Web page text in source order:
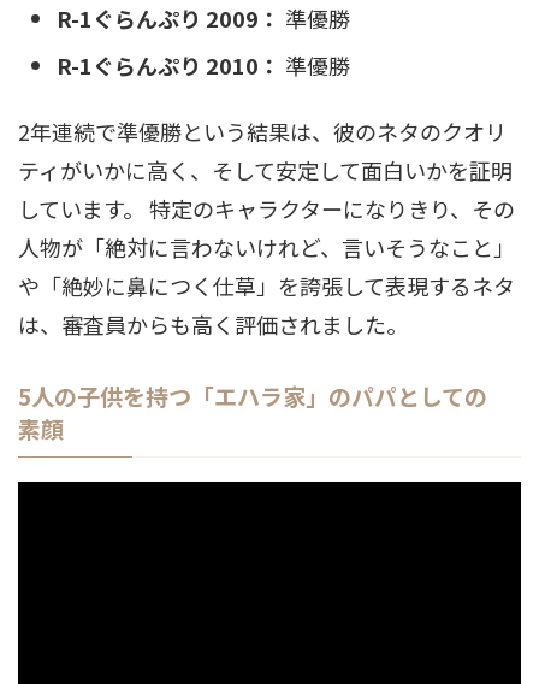
R-1ぐらんぷり 2009： 準優勝
R-1ぐらんぷり 2010： 準優勝
2年連続で準優勝という結果は、彼のネタのクオリ
ティがいかに高く、そして安定して面白いかを証明
しています。 特定のキャラクターになりきり、その
人物が「絶対に言わないけれど、言いそうなこと」
や「絶妙に鼻につく仕草」を誇張して表現するネタ
は、審査員からも高く評価されました。
5人の子供を持つ「エハラ家」のパパとしての
素顔